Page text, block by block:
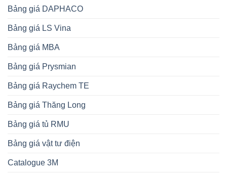
Bảng giá DAPHACO
Bảng giá LS Vina
Bảng giá MBA
Bảng giá Prysmian
Bảng giá Raychem TE
Bảng giá Thăng Long
Bảng giá tủ RMU
Bảng giá vật tư điện
Catalogue 3M